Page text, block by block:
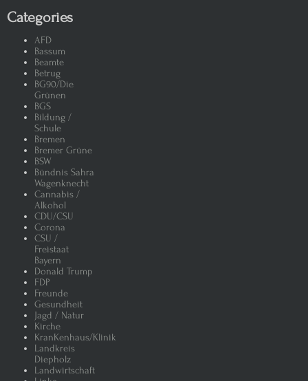
Categories
AFD
Bassum
Beamte
Betrug
BG90/Die
Grünen
BGS
Bildung /
Schule
Bremen
Bremer Grüne
BSW
Bündnis Sahra
Wagenknecht
Cannabis /
Alkohol
CDU/CSU
Corona
CSU /
Freistaat
Bayern
Donald Trump
FDP
Freunde
Gesundheit
Jagd / Natur
Kirche
KranKenhaus/Klinik
Landkreis
Diepholz
Landwirtschaft